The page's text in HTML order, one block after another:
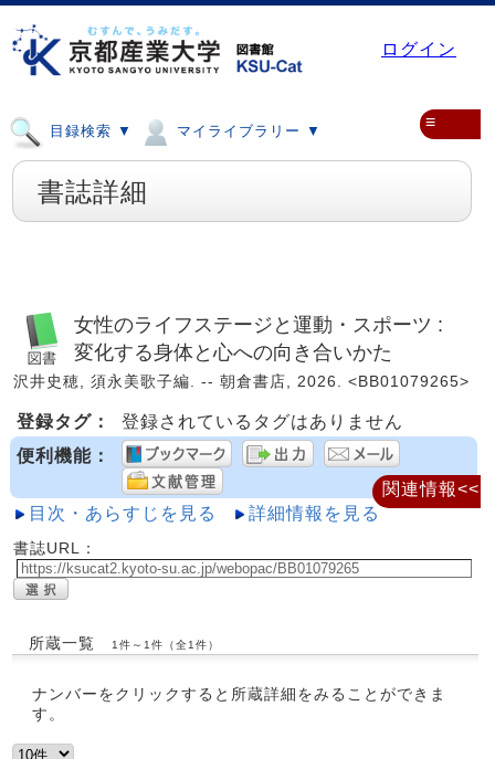
ログイン
目録検索 ▼ マイライブラリー ▼ ≡
書誌詳細
女性のライフステージと運動・スポーツ :
変化する身体と心への向き合いかた
沢井史穂, 須永美歌子編. -- 朝倉書店, 2026. <BB01079265>
登録タグ：
登録されているタグはありません
便利機能：
目次・あらすじを見る 詳細情報を見る
書誌URL：
所蔵一覧 1件～1件（全1件）
ナンバーをクリックすると所蔵詳細をみることができま
す。
関連情報<<